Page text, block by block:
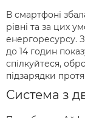
В смартфоні
рівні та за цих
енергоресурсу.
до 14 годин
спілкуйтеся,
підзарядки
Система з